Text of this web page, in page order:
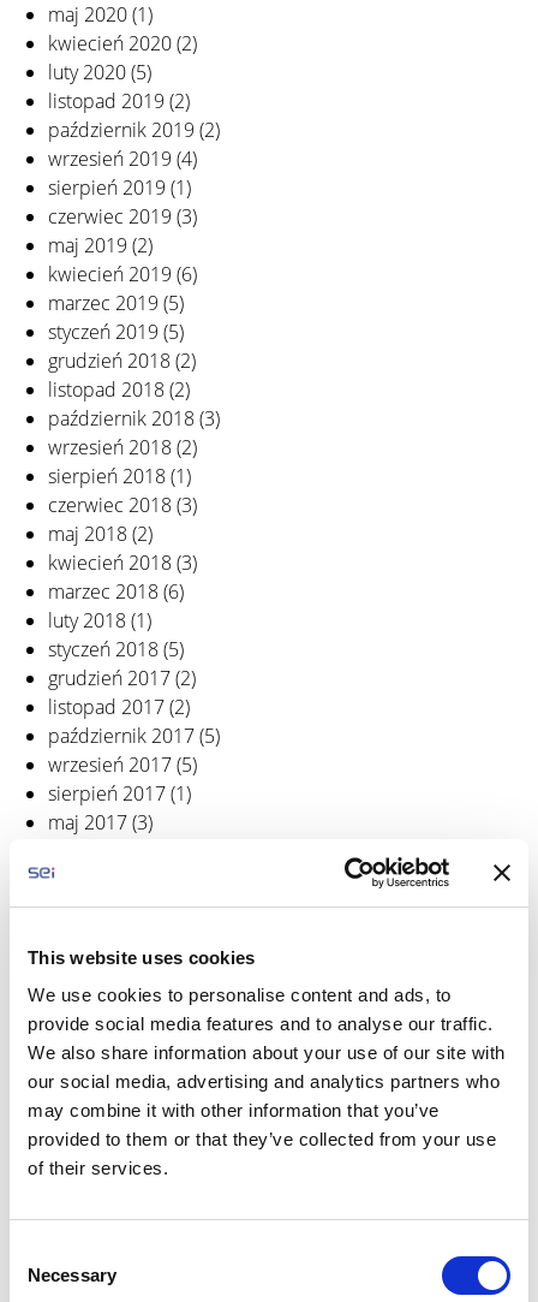
This website uses cookies
We use cookies to personalise content and ads, to
provide social media features and to analyse our traffic.
We also share information about your use of our site with
our social media, advertising and analytics partners who
may combine it with other information that you’ve
provided to them or that they’ve collected from your use
of their services.
Necessary
maj 2020(1)
kwiecień 2020(2)
luty 2020(5)
listopad 2019 (2)
październik 2019 (2)
wrzesień 2019 (4)
sierpień 2019 (1)
czerwiec 2019 (3)
maj 2019 (2)
kwiecień 2019 (6)
marzec 2019 (5)
styczeń 2019 (5)
grudzień 2018(2)
listopad 2018(2)
październik 2018(3)
wrzesień 2018(2)
sierpień 2018(1)
czerwiec 2018(3)
maj 2018(2)
kwiecień 2018(3)
marzec 2018(6)
luty 2018(1)
styczeń 2018(5)
grudzień 2017(2)
listopad 2017(2)
październik 2017(5)
wrzesień 2017(5)
sierpień 2017(1)
maj 2017(3)
marzec 2017
luty 2017(1)
grudzień 2016(8)
listopad 2016 (4)
październik 2016(6)
wrzesień 2016(3)
sierpień 2016(2)
czerwiec 2016(4)
maj 2016(2)
kwiecień 2016
luty 2016(3)
grudzień 2015